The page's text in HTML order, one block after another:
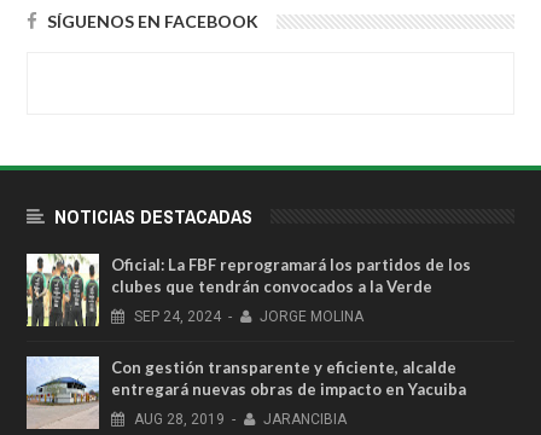
SÍGUENOS EN FACEBOOK
NOTICIAS DESTACADAS
Oficial: La FBF reprogramará los partidos de los
clubes que tendrán convocados a la Verde
SEP 24, 2024 - JORGE MOLINA
Con gestión transparente y eficiente, alcalde
entregará nuevas obras de impacto en Yacuiba
AUG 28, 2019 - JARANCIBIA